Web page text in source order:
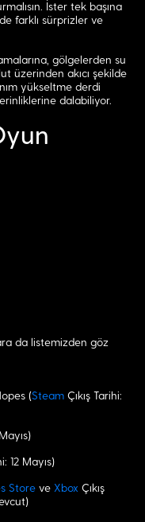
İster tek başına
farklı sürprizler ve
gölgelerden su
üzerinden akıcı şekilde
yükseltme derdi
dalabiliyor.
da listemizden göz
(Steam Çıkış Tarihi:
12 Mayıs)
Store ve Xbox Çıkış